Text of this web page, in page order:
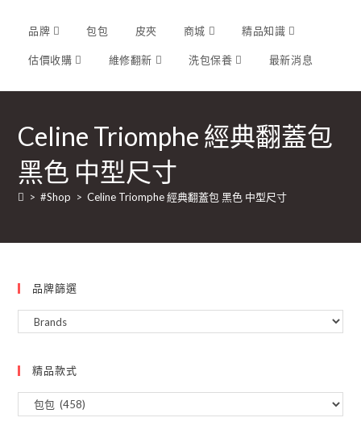
品牌 包包 皮夾 商城 精品知識
估價收購 維修翻新 洗包保養 最新消息
Celine Triomphe 經典翻蓋包
黑色 中型尺寸
> #Shop > Celine Triomphe 經典翻蓋包 黑色 中型尺寸
品牌篩選
精品款式